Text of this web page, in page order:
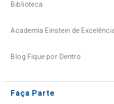
Biblioteca
Academia Einstein de
Blog Fique por Dentro
Faça Parte